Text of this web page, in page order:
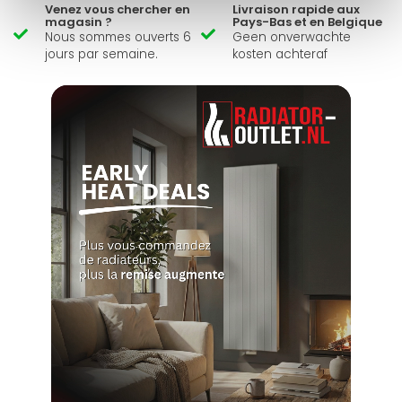
Venez vous chercher en
magasin ?
Nous sommes ouverts 6
jours par semaine.
Livraison rapide aux
Pays-Bas et en Belgique
Geen onverwachte
kosten achteraf